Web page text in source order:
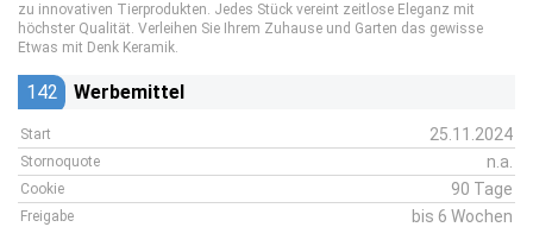
zu innovativen Tierprodukten. Jedes Stück vereint zeitlose Eleganz mit
höchster Qualität. Verleihen Sie Ihrem Zuhause und Garten das gewisse
Etwas mit Denk Keramik.
142 Werbemittel
Start 25.11.2024
Stornoquote n.a.
Cookie 90 Tage
Freigabe bis 6 Wochen